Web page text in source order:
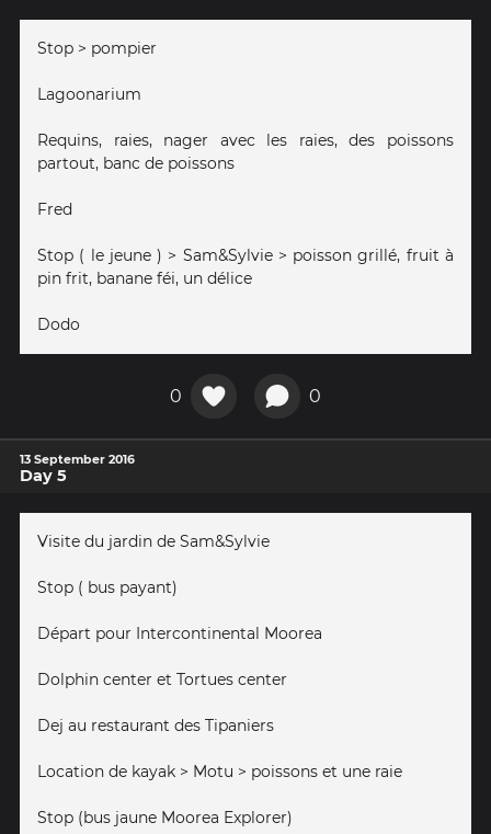
Stop > pompier
Lagoonarium
Requins, raies, nager avec les raies, des poissons
partout, banc de poissons
Fred
Stop ( le jeune ) > Sam&Sylvie > poisson grillé, fruit à
pin frit, banane féi, un délice
Dodo
0 0
13 September 2016
Day 5
Visite du jardin de Sam&Sylvie
Stop ( bus payant)
Départ pour Intercontinental Moorea
Dolphin center et Tortues center
Dej au restaurant des Tipaniers
Location de kayak > Motu > poissons et une raie
Stop (bus jaune Moorea Explorer)